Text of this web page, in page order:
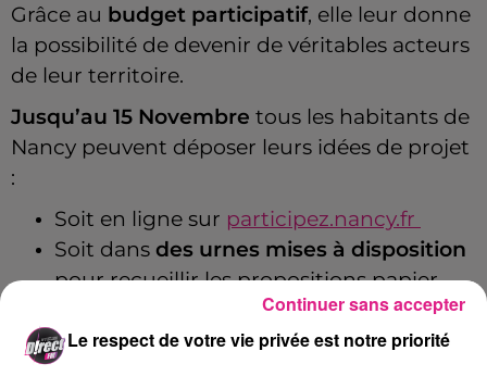
Grâce au budget participatif, elle leur donne
la possibilité de devenir de véritables acteurs
de leur territoire.
Jusqu’au 15 Novembre tous les habitants de
Nancy peuvent déposer leurs idées de projet
:
Soit en ligne sur participez.nancy.fr
Soit dans des urnes mises à disposition
pour recueillir les propositions papier
dans 23 lieux de la ville : l’Hôtel de Ville,
les mairies de quartiers (Plateau de Haye,
Le respect de votre vie privée est notre priorité
Continuer sans accepter